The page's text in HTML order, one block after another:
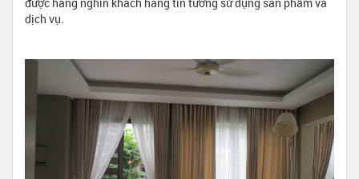
dịch vụ.